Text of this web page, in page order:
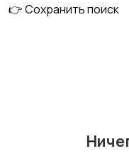
машины
👉 Сохранить поиск